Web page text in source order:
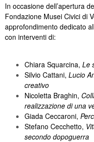
In occasione dell’apertura
Fondazione Musei Civici di
approfondimento dedicato
con interventi di:
Chiara Squarcina, Le
Silvio Cattani, Lucio
creativo
Nicoletta Braghin,
realizzazione di una
Giada Ceccaroni,
Stefano Cecchetto,
secondo dopoguerra